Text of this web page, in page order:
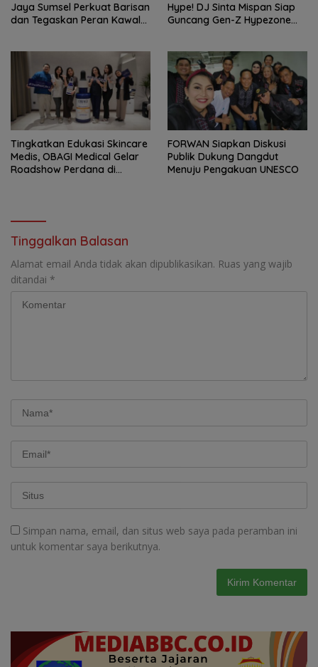
Jaya Sumsel Perkuat Barisan
dan Tegaskan Peran Kawal
Hype! DJ Sinta Mispan Siap
Guncang Gen-Z Hypezone
Tingkatkan Edukasi Skincare
Medis, OBAGI Medical Gelar
Roadshow Perdana di
FORWAN Siapkan Diskusi
Publik Dukung Dangdut
Menuju Pengakuan UNESCO
Tinggalkan Balasan
Alamat email Anda tidak akan dipublikasikan. Ruas yang wajib
ditandai *
Simpan nama, email, dan situs web saya pada peramban ini
untuk komentar saya berikutnya.